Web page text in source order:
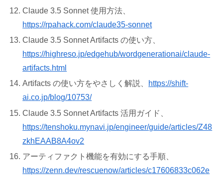
Claude 3.5 Sonnet 使用方法、
https://rpahack.com/claude35-sonnet
Claude 3.5 Sonnet Artifacts の使い方、
https://highreso.jp/edgehub/wordgenerationai/claude-
artifacts.html
Artifacts の使い方をやさしく解説、
https://shift-
ai.co.jp/blog/10753/
Claude 3.5 Sonnet Artifacts 活用ガイド、
https://tenshoku.mynavi.jp/engineer/guide/articles/Z48
zkhEAAB8A4ov2
アーティファクト機能を有効にする手順、
https://zenn.dev/rescuenow/articles/c17606833c062e